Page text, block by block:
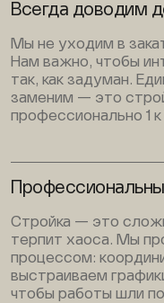
Всегда доводим
Мы не уходим в
Нам важно, чтобы
так, как задуман.
заменим — это
профессионально 1 к
Стройка — это
терпит хаоса. Мы
процессом:
выстраиваем
чтобы работы шли